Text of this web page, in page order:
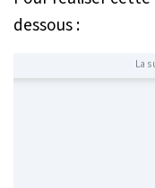
dessous :
La